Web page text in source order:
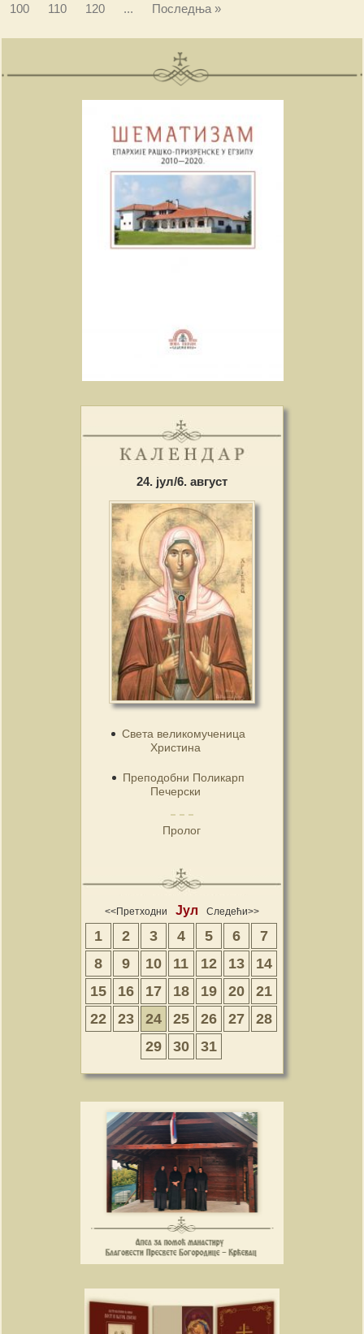
100 110 120 ... Последња »
24. јул/6. август
Света великомученица
Христина
Преподобни Поликарп
Печерски
Пролог
<<Претходни Јул Следећи>>
1 2 3 4 5 6
7
8
9 10 11 12 13
14
15
16 17 18 19 20
21
22
23 24 25 26 27
28
29
30 31